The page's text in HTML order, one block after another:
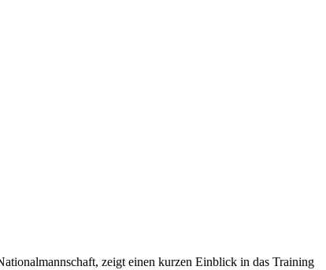
zeigt einen kurzen Einblick in das Training